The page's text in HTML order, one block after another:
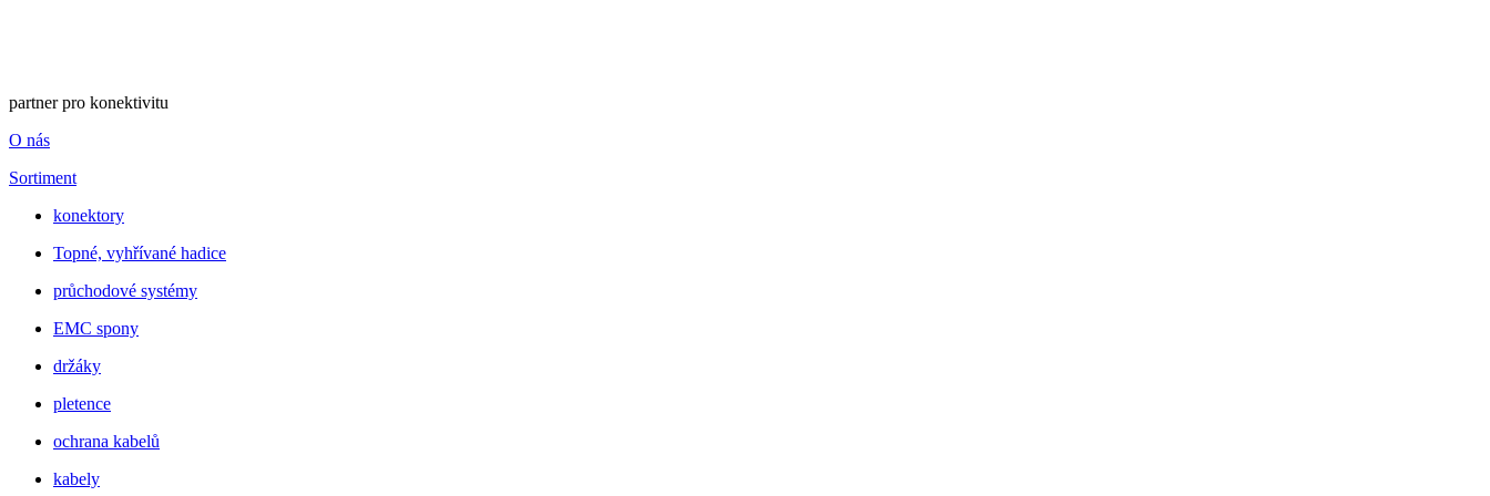
partner pro konektivitu
O nás
Sortiment
konektory
Topné, vyhřívané hadice
průchodové systémy
EMC spony
držáky
pletence
ochrana kabelů
kabely